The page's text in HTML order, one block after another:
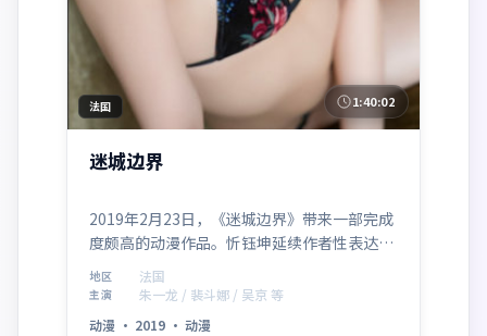
法国 1:40:02
迷城边界
2019年2月23日，《迷城边界》带来一部完成
度颇高的动漫作品。忻钰坤延续作者性表达，
朱一龙、裴斗娜、吴京、小栗旬、汤姆·哈迪
在群像中各据立场，冲突升级自然。制作来自
法国，适合偏好社会议题与类型融合的影迷。
地区 法国
主演
朱一龙 / 裴斗娜 / 吴京 等
动漫 · 2019 · 动漫